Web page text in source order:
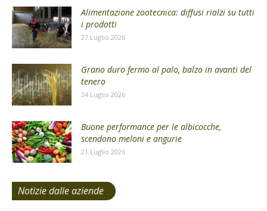
Alimentazione zootecnica: diffusi rialzi su tutti
i prodotti
27 Luglio 2026
Grano duro fermo al palo, balzo in avanti del
tenero
24 Luglio 2026
Buone performance per le albicocche,
scendono meloni e angurie
21 Luglio 2026
Notizie dalle aziende